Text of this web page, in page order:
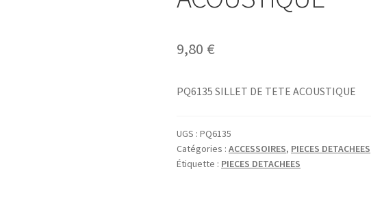
9,80 €
PQ6135 SILLET DE TETE ACOUSTIQUE
UGS :PQ6135
Catégories :ACCESSOIRES, PIECES DETACHEES
Étiquette : PIECES DETACHEES